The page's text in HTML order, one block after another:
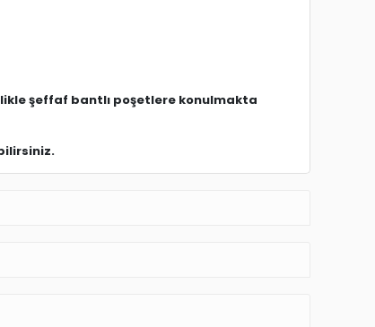
şeffaf bantlı poşetlere konulmakta